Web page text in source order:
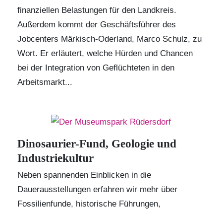
finanziellen Belastungen für den Landkreis.
Außerdem kommt der Geschäftsführer des
Jobcenters Märkisch-Oderland, Marco Schulz, zu
Wort. Er erläutert, welche Hürden und Chancen
bei der Integration von Geflüchteten in den
Arbeitsmarkt...
Dinosaurier-Fund, Geologie und
Industriekultur
Neben spannenden Einblicken in die
Dauerausstellungen erfahren wir mehr über
Fossilienfunde, historische Führungen,